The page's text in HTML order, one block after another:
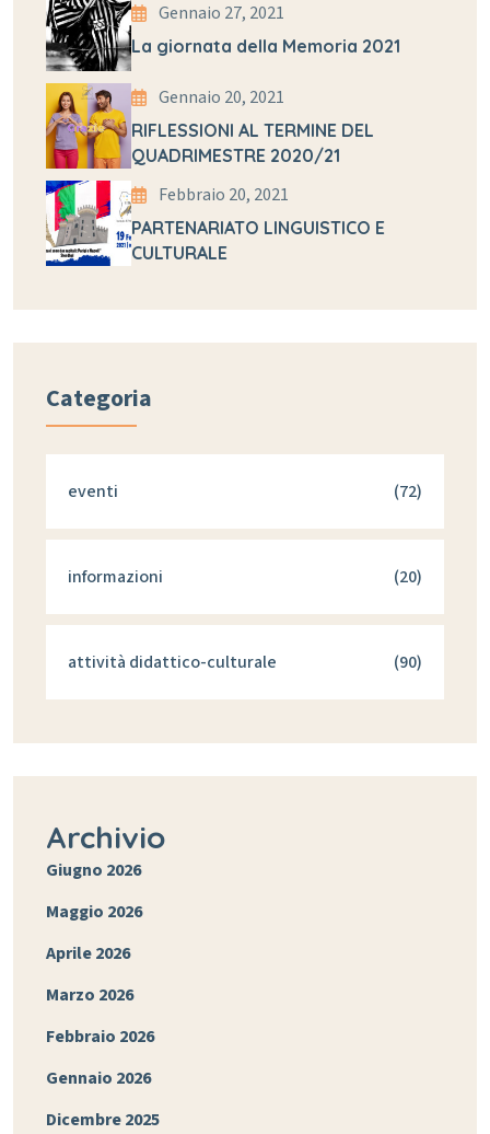
Gennaio 27, 2021
La giornata della Memoria 2021
Gennaio 20, 2021
RIFLESSIONI AL TERMINE DEL
QUADRIMESTRE 2020/21
Febbraio 20, 2021
PARTENARIATO LINGUISTICO E
CULTURALE
Categoria
eventi (72)
informazioni (20)
attività didattico-culturale (90)
Archivio
Giugno 2026
Maggio 2026
Aprile 2026
Marzo 2026
Febbraio 2026
Gennaio 2026
Dicembre 2025